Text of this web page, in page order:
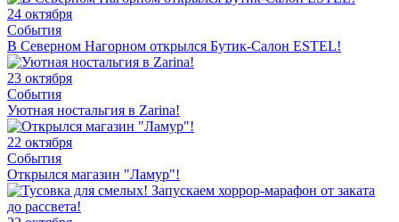
24 октября
События
В Северном Нагорном открылся Бутик-Салон ESTEL!
23 октября
События
Уютная ностальгия в Zarina!
22 октября
События
Открылся магазин "Ламур"!